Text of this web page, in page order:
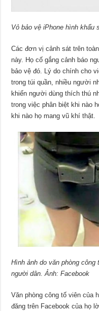
Vỏ bảo vệ iPhone hình khẩu
Các đơn vị cảnh sát trên
này. Họ cố gắng cảnh báo
bảo vệ đó. Lý do chính cho
trong túi quần, nhiều người
khiến người dùng thích thú
trong việc phân biệt khi nào
khi nào họ mang vũ khí thật.
Hình ảnh do văn phòng
người dân. Ảnh: Facebook
Văn phòng công tố viên của
đăng trên Facebook của họ